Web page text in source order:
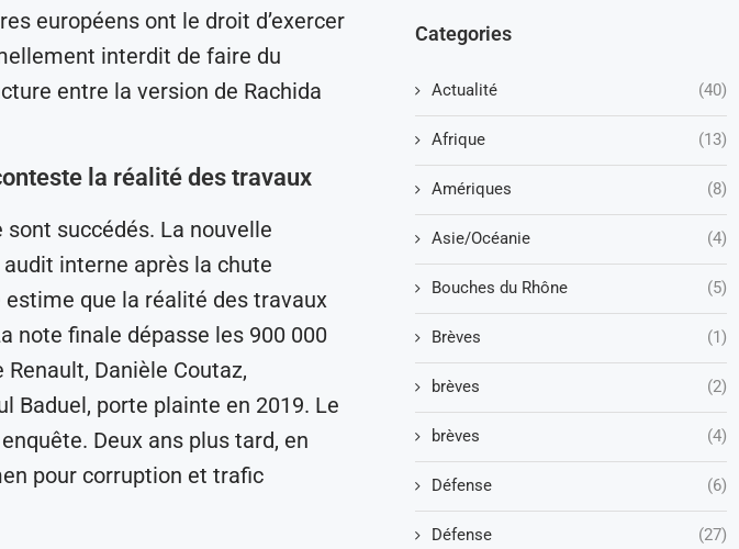
européens ont le droit d’exercer
interdit de faire du
entre la version de Rachida
la réalité des travaux
succédés. La nouvelle
interne après la chute
estime que la réalité des travaux
note finale dépasse les 900 000
Danièle Coutaz,
Baduel, porte plainte en 2019. Le
Deux ans plus tard, en
pour corruption et trafic
Categories
Actualité (40)
Afrique (13)
Amériques (8)
Asie/Océanie (4)
Bouches du Rhône (5)
Brèves (1)
brèves (2)
brèves (4)
Défense (6)
Défense (27)